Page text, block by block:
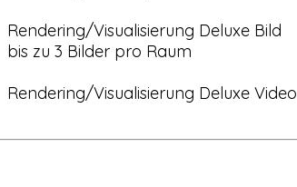
Rendering/Visualisierung Deluxe Bild
bis zu 3 Bilder pro Raum
Rendering/Visualisierung Deluxe Video